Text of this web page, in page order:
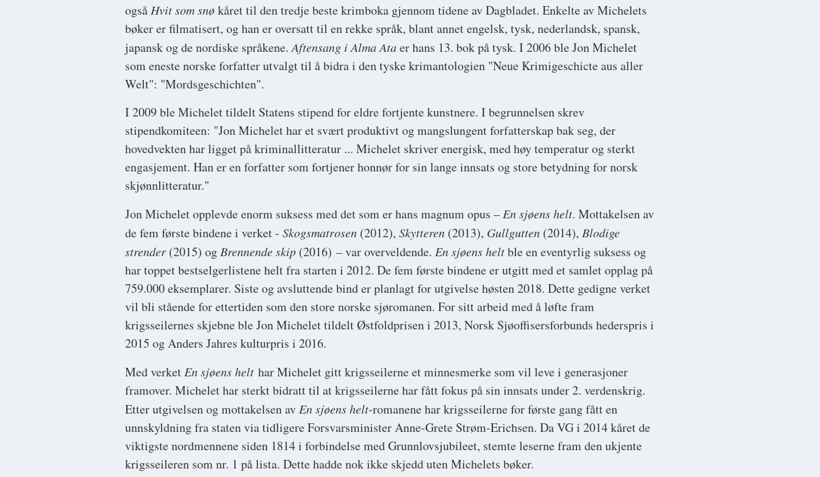
også Hvit som snøkåret til den tredje beste krimboka gjennom tidene av Dagbladet. Enkelte av Michelets
bøker er filmatisert, og han er oversatt til en rekke språk, blant annet engelsk, tysk, nederlandsk, spansk,
japansk og de nordiske språkene.Aftensang i Alma Ataer hans 13. bok på tysk. I 2006 ble Jon Michelet
som eneste norske forfatter utvalgt til å bidra i den tyske krimantologien "Neue Krimigeschicte aus aller
Welt": "Mordsgeschichten".
I 2009 ble Michelet tildelt Statens stipend for eldre fortjente kunstnere. I begrunnelsen skrev
stipendkomiteen: "Jon Michelet har et svært produktivt og mangslungent forfatterskap bak seg, der
hovedvekten har ligget på kriminallitteratur ... Michelet skriver energisk, med høy temperatur og sterkt
engasjement. Han er en forfatter som fortjener honnør for sin lange innsats og store betydning for norsk
skjønnlitteratur."
Jon Michelet opplevde enorm suksess med det som er hans magnum opus – En sjøens helt. Mottakelsen av
de fem første bindene i verket - Skogsmatrosen (2012), Skytteren (2013), Gullgutten (2014), Blodige
strender (2015) og Brennende skip (2016) – var overveldende. En sjøens heltble en eventyrlig suksess og
har toppet bestselgerlistene helt fra starten i 2012. De fem første bindene er utgitt med et samlet opplag på
759.000 eksemplarer. Siste og avsluttende bind er planlagt for utgivelse høsten 2018. Dette gedigne verket
vil bli stående for ettertiden som den store norske sjøromanen. For sitt arbeid med å løfte fram
krigsseilernes skjebne ble Jon Michelet tildelt Østfoldprisen i 2013, Norsk Sjøoffisersforbunds hederspris i
2015 og Anders Jahres kulturpris i 2016.
Med verket En sjøens helt har Michelet gitt krigsseilerne et minnesmerke som vil leve i generasjoner
framover. Michelet har sterkt bidratt til at krigsseilerne har fått fokus på sin innsats under 2. verdenskrig.
Etter utgivelsen og mottakelsen av En sjøens helt-romanene har krigsseilerne for første gang fått en
unnskyldning fra staten via tidligere Forsvarsminister Anne-Grete Strøm-Erichsen. Da VG i 2014 kåret de
viktigste nordmennene siden 1814 i forbindelse med Grunnlovsjubileet, stemte leserne fram den ukjente
krigsseileren som nr. 1 på lista. Dette hadde nok ikke skjedd uten Michelets bøker.